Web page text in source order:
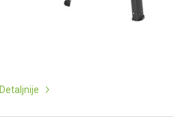
Detaljnije